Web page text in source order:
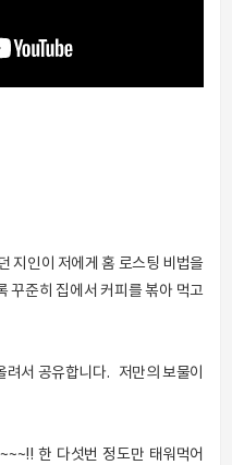
지인이 저에게 홈 로스팅 비법을
꾸준히 집에서 커피를 볶아 먹고
서 공유합니다. 저만의 보물이
한 다섯번 정도만 태워먹어